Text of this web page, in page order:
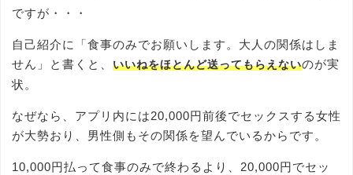
ですが・・・
自己紹介に「食事のみでお願いします。大人の関係はしま
せん」と書くと、 いいねをほとんど送ってもらえないのが実
状。
なぜなら、アプリ内には20,000円前後でセックスする女性
が大勢おり、男性側もその関係を望んでいるからです。
10,000円払って食事のみで終わるより、20,000円でセッ